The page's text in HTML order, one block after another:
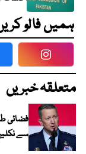
ہمیں فالو
متعلقہ خبریں
فضائی
سے